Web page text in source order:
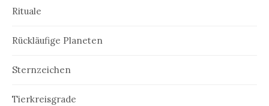
Rituale
Rückläufige Planeten
Sternzeichen
Tierkreisgrade